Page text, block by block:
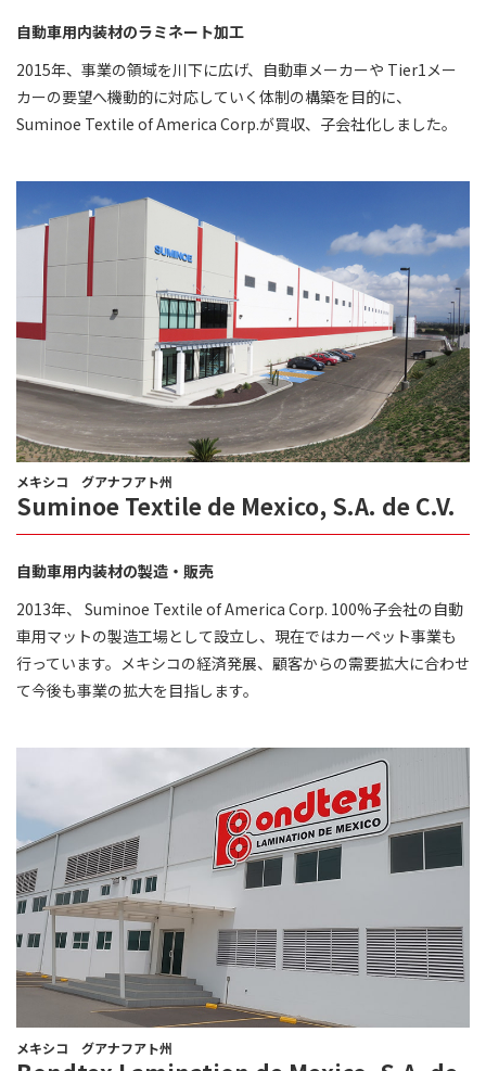
自動車用内装材のラミネート加工
2015年、事業の領域を川下に広げ、自動車メーカーや Tier1メー
カーの要望へ機動的に対応していく体制の構築を目的に、
Suminoe Textile of America Corp.が買収、子会社化しました。
メキシコ グアナフアト州
Suminoe Textile de Mexico, S.A. de C.V.
自動車用内装材の製造・販売
2013年、 Suminoe Textile of America Corp. 100%子会社の自動
車用マットの製造工場として設立し、現在ではカーペット事業も
行っています。メキシコの経済発展、顧客からの需要拡大に合わせ
て今後も事業の拡大を目指します。
メキシコ グアナフアト州